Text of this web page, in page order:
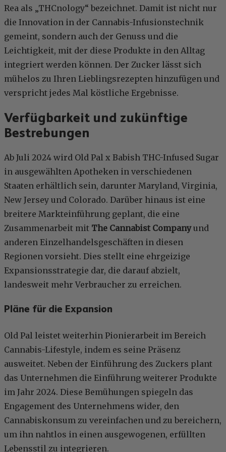
Rea als „THCnology“ bezeichnet. Damit ist nicht nur
die Innovation in der Cannabis-Infusionstechnik
gemeint, sondern auch der Genuss und die
Leichtigkeit, mit der diese Produkte in den Alltag
integriert werden können. Der Zucker lässt sich
mühelos zu Ihren Lieblingsrezepten hinzufügen und
verspricht jedes Mal köstliche Ergebnisse.
Verfügbarkeit und zukünftige
Bestrebungen
Ab Juli 2024 wird Old Pal x Babish THC-Infused Sugar
in ausgewählten Apotheken in verschiedenen
Staaten erhältlich sein, darunter Maryland, Virginia,
New Jersey und Colorado. Darüber hinaus ist eine
breitere Markteinführung geplant, die eine
Zusammenarbeit mit The Cannabist Companyund
anderen Einzelhandelsgeschäften in diesen
Regionen vorsieht. Dies stellt eine ehrgeizige
Expansionsstrategie dar, die darauf abzielt,
landesweit mehr Verbraucher zu erreichen.
Pläne für die Expansion
Old Pal leistet weiterhin Pionierarbeit im Bereich
Cannabis-Lifestyle, indem es seine Präsenz
ausweitet. Neben der Einführung des Zuckers plant
das Unternehmen die Einführung weiterer Produkte
im Jahr 2024. Diese Bemühungen spiegeln das
Engagement des Unternehmens wider, den
Cannabiskonsum zu vereinfachen und zu bereichern,
um ihn nahtlos in einen ausgewogenen, erfüllten
Lebensstil zu integrieren.